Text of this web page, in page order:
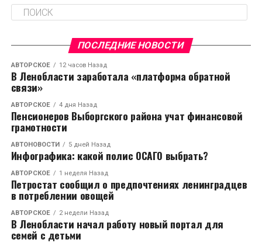
RELATED TOPICS:
В кинотеатре «Аврора» стартует проект «Культурная
НЕ ПРОПУСТИТЕ
Таможенные органы стран СНГ намерены подписать
ЧС на КПП
ПОСЛЕДНИЕ НОВОСТИ
АВТОРСКОЕ 12 часов Назад
В Ленобласти заработала «платформа обратной
связи»
АВТОРСКОЕ 4 дня Назад
Пенсионеров Выборгского района учат финансовой
грамотности
АВТОНОВОСТИ 5 дней Назад
Инфографика: какой полис ОСАГО выбрать?
АВТОРСКОЕ 1 неделя Назад
Петростат сообщил о предпочтениях ленинградцев
в потреблении овощей
АВТОРСКОЕ 2 недели Назад
В Ленобласти начал работу новый портал для
семей с детьми